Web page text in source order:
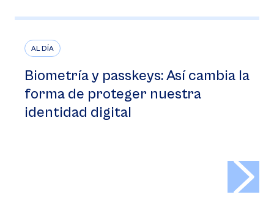
AL DÍA
Biometría y passkeys: Así cambia la
forma de proteger nuestra
identidad digital